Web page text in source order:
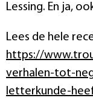
Lessing. En ja,
Lees de hele
https://
verhalen-tot-
letterkunde-